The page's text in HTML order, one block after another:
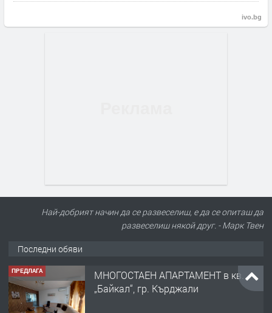
ivo.bg
Най-добрият начин да се развеселиш, е да се опиташ да
развеселиш някой друг. - Марк Твен
Последни обяви
ПРЕДЛАГА
МНОГОСТАЕН АПАРТАМЕНТ в кв.
„Байкал“, гр. Кърджали